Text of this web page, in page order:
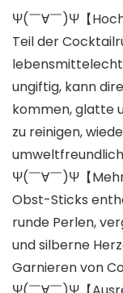
Ψ(￣∀￣)Ψ【
Teil der
ungiftig, kann
kommen, glatte
zu reinigen,
Ψ(￣∀￣)Ψ【
Obst-Sticks
runde Perlen,
und silberne
Garnieren von